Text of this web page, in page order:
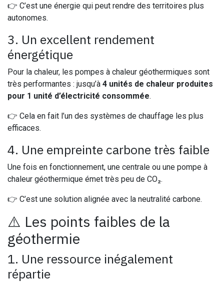
👉 C’est une énergie qui peut rendre des territoires plus
autonomes.
3. Un excellent rendement
énergétique
Pour la chaleur, les pompes à chaleur géothermiques sont
très performantes : jusqu’à 4 unités de chaleur produites
pour 1 unité d’électricité consommée.
👉 Cela en fait l’un des systèmes de chauffage les plus
efficaces.
4. Une empreinte carbone très faible
Une fois en fonctionnement, une centrale ou une pompe à
chaleur géothermique émet très peu de CO₂.
👉 C’est une solution alignée avec la neutralité carbone.
⚠️ Les points faibles de la
géothermie
1. Une ressource inégalement
répartie